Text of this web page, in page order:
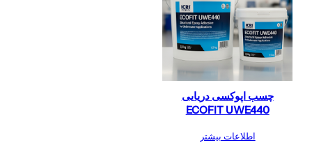
چسب اپوکسی دریایی
ECOFIT UWE440
اطلاعات بیشتر